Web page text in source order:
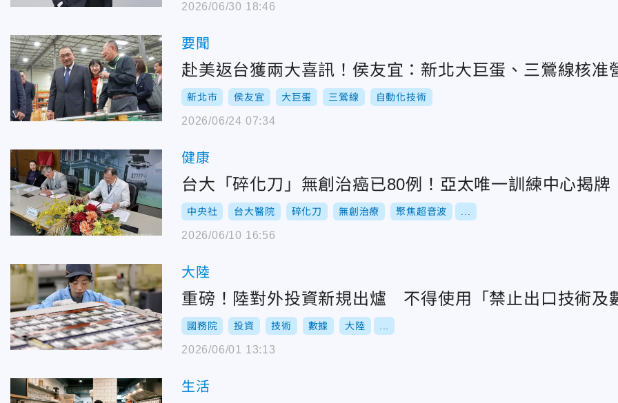
2026/06/30 18:46
要聞
赴美返台獲兩大喜訊！侯友宜：新北大巨蛋、三鶯線核准
新北市 侯友宜 大巨蛋 三鶯線 自動化技術
2026/06/24 07:34
健康
台大「碎化刀」無創治癌已80例！亞太唯一訓練中心揭牌
中央社 台大醫院 碎化刀 無創治療 聚焦超音波
2026/06/10 16:56
大陸
重磅！陸對外投資新規出爐 不得使用「禁止出口技術及
國務院 投資 技術 數據 大陸
2026/06/01 13:13
生活